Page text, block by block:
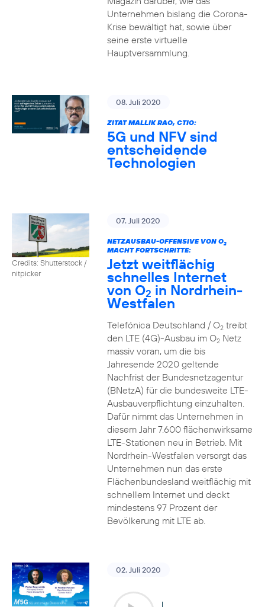
Unternehmen bislang die Corona-
Krise bewältigt hat, sowie über
seine erste virtuelle
Hauptversammlung.
08. Juli 2020
ZITAT MALLIK RAO, CTIO:
5G und NFV sind
entscheidende
Technologien
Credits: Shutterstock /
nitpicker
07. Juli 2020
NETZAUSBAU-OFFENSIVE VON O2
MACHT FORTSCHRITTE:
Jetzt weitflächig
schnelles Internet
von O2 in Nordrhein-
Westfalen
Telefónica Deutschland / O2treibt
den LTE (4G)-Ausbau im O2Netz
massiv voran, um die bis
Jahresende 2020 geltende
Nachfrist der Bundesnetzagentur
(BNetzA) für die bundesweite LTE-
Ausbauverpflichtung einzuhalten.
Dafür nimmt das Unternehmen in
diesem Jahr 7.600 flächenwirksame
LTE-Stationen neu in Betrieb. Mit
Nordrhein-Westfalen versorgt das
Unternehmen nun das erste
Flächenbundesland weitflächig mit
schnellem Internet und deckt
mindestens 97 Prozent der
Bevölkerung mit LTE ab.
02. Juli 2020